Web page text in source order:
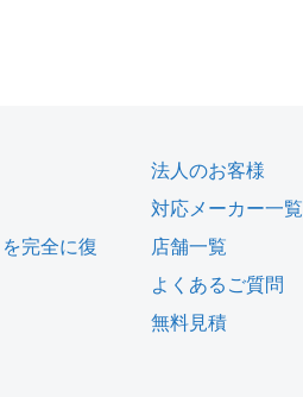
完全に復
法人のお客様
対応メーカー一覧
店舗一覧
よくあるご質問
無料見積